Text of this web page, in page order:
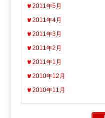
2011年5月
2011年4月
2011年3月
2011年2月
2011年1月
2010年12月
2010年11月